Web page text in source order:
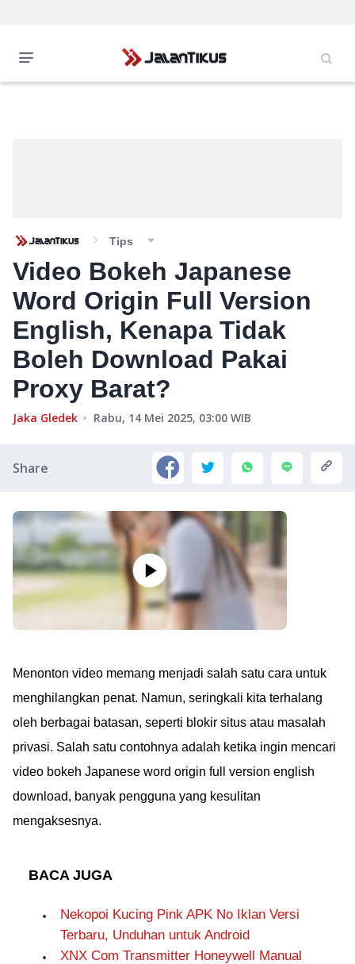
Tips
Video Bokeh Japanese
Word Origin Full Version
English, Kenapa Tidak
Boleh Download Pakai
Proxy Barat?
Jaka Gledek Rabu, 14 Mei 2025, 03:00 WIB
Share
Menonton video memang menjadi salah satu cara untuk
menghilangkan penat. Namun, seringkali kita terhalang
oleh berbagai batasan, seperti blokir situs atau masalah
privasi. Salah satu contohnya adalah ketika ingin mencari
video bokeh Japanese word origin full version english
download, banyak pengguna yang kesulitan
mengaksesnya.
BACA JUGA
Nekopoi Kucing Pink APK No Iklan Versi
Terbaru, Unduhan untuk Android
XNX Com Transmitter Honeywell Manual